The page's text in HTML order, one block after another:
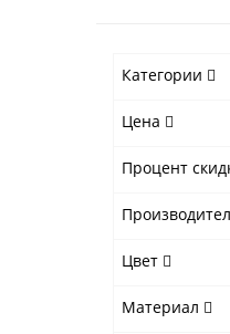
Категории
Цена
Процент
Цвет
Материал